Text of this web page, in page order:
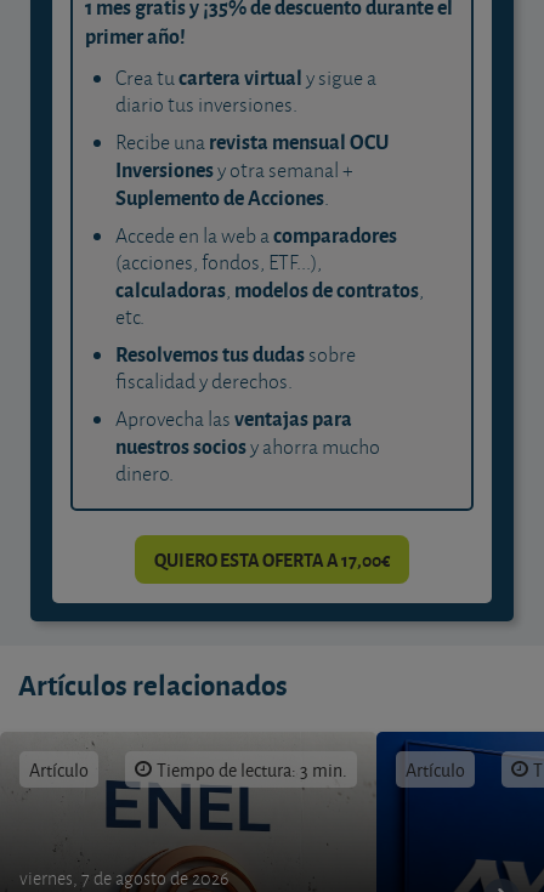
1 mes gratis y ¡35% de descuento durante el
primer año!
Crea tucartera virtualy sigue a
diario tus inversiones.
Recibe unarevista mensual OCU
Inversionesy otra semanal +
Suplemento de Acciones.
Accede en la web acomparadores
(acciones, fondos, ETF...),
calculadoras, modelos de contratos,
etc.
Resolvemos tus dudassobre
fiscalidad y derechos.
Aprovecha lasventajas para
nuestros sociosy ahorra mucho
dinero.
QUIERO ESTA OFERTA A 17,00€
Artículos relacionados
Artículo Tiempo de lectura: 3 min.
viernes, 7 de agosto de 2026
Artículo